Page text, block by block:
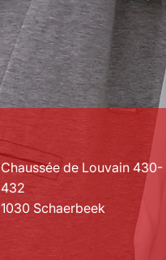
Chaussée de Louvain 430-
432
1030 Schaerbeek